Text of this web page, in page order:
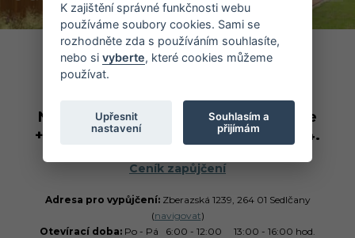
PŮJČOVNA NÁŘADÍ
Nářadí rezervujte na telefonním čísle
+420 724 624 536, +420 603 471 874.
Ceník zapůjčení
Adresa pro vypůjčení:Zberazská 1239, 264 01 Sedlčany
(navigovat)
Otevírací doba: Po - Pá 6:00 - 12:00 13:00 - 16:00 hod.
K zajištění správné funkčnosti webu
používáme soubory cookies. Sami se
rozhodněte zda s používáním souhlasíte,
nebo sivyberte, které cookies můžeme
používat.
Souhlasím a
přijímám
Upřesnit
nastavení